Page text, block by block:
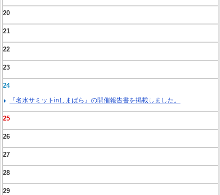
20
21
22
23
24
『名水サミットinしまばら』の開催報告書を掲載しました。
25
26
27
28
29